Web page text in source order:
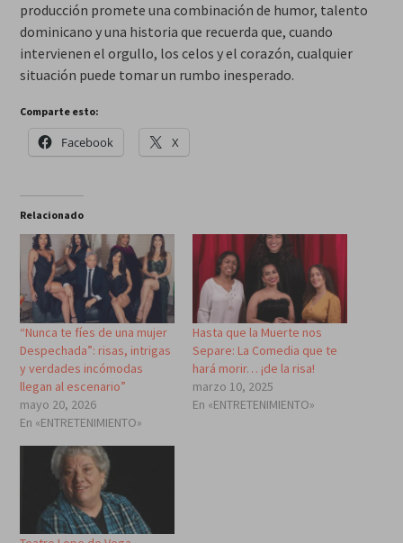
producción promete una combinación de humor, talento
dominicano y una historia que recuerda que, cuando
intervienen el orgullo, los celos y el corazón, cualquier
situación puede tomar un rumbo inesperado.
Comparte esto:
Facebook X
Relacionado
“Nunca te fíes de una mujer
Despechada”: risas, intrigas
y verdades incómodas
llegan al escenario”
mayo 20, 2026
En «ENTRETENIMIENTO»
Hasta que la Muerte nos
Separe: La Comedia que te
hará morir… ¡de la risa!
marzo 10, 2025
En «ENTRETENIMIENTO»